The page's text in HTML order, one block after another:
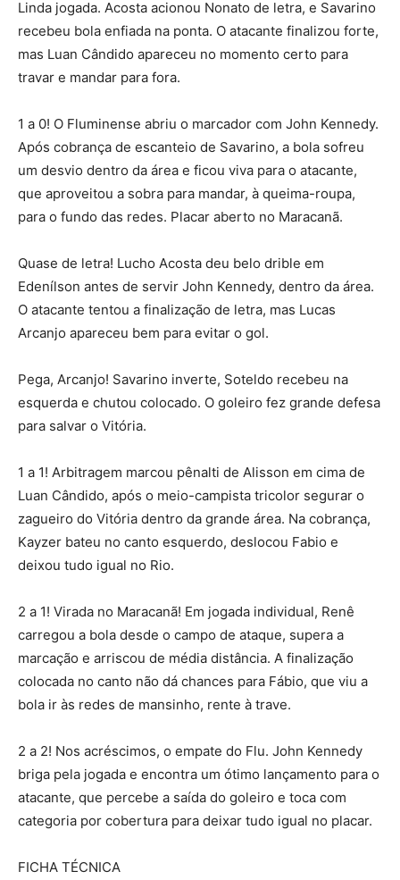
Linda jogada. Acosta acionou Nonato de letra, e Savarino
recebeu bola enfiada na ponta. O atacante finalizou forte,
mas Luan Cândido apareceu no momento certo para
travar e mandar para fora.
1 a 0! O Fluminense abriu o marcador com John Kennedy.
Após cobrança de escanteio de Savarino, a bola sofreu
um desvio dentro da área e ficou viva para o atacante,
que aproveitou a sobra para mandar, à queima-roupa,
para o fundo das redes. Placar aberto no Maracanã.
Quase de letra! Lucho Acosta deu belo drible em
Edenílson antes de servir John Kennedy, dentro da área.
O atacante tentou a finalização de letra, mas Lucas
Arcanjo apareceu bem para evitar o gol.
Pega, Arcanjo! Savarino inverte, Soteldo recebeu na
esquerda e chutou colocado. O goleiro fez grande defesa
para salvar o Vitória.
1 a 1! Arbitragem marcou pênalti de Alisson em cima de
Luan Cândido, após o meio-campista tricolor segurar o
zagueiro do Vitória dentro da grande área. Na cobrança,
Kayzer bateu no canto esquerdo, deslocou Fabio e
deixou tudo igual no Rio.
2 a 1! Virada no Maracanã! Em jogada individual, Renê
carregou a bola desde o campo de ataque, supera a
marcação e arriscou de média distância. A finalização
colocada no canto não dá chances para Fábio, que viu a
bola ir às redes de mansinho, rente à trave.
2 a 2! Nos acréscimos, o empate do Flu. John Kennedy
briga pela jogada e encontra um ótimo lançamento para o
atacante, que percebe a saída do goleiro e toca com
categoria por cobertura para deixar tudo igual no placar.
FICHA TÉCNICA